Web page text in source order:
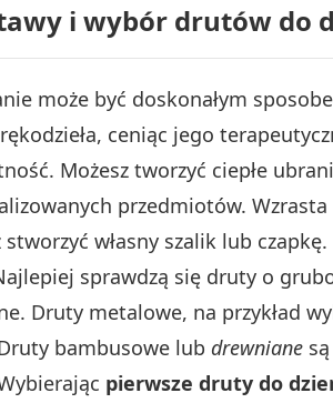
i wybór drutów do
może być doskonałym
ceniąc jego
Możesz tworzyć ciepłe
przedmiotów.
stworzyć własny szalik lub
sprawdzą się druty o
Druty metalowe, na przykład
bambusowe lub drewniane
pierwsze druty do